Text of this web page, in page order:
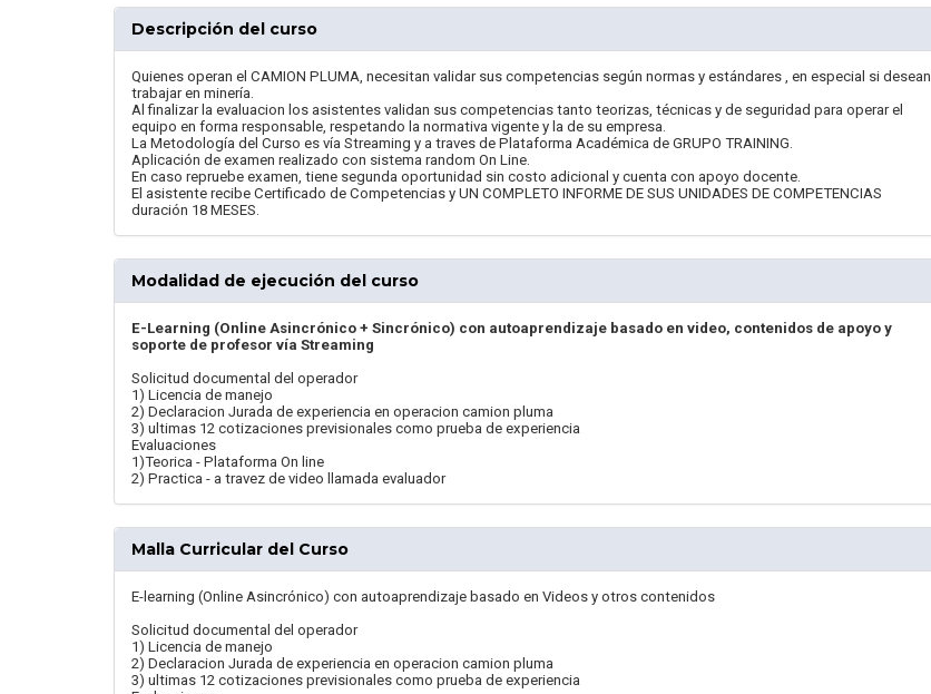
Descripción del curso
Quienes operan el CAMION PLUMA, necesitan validar sus competencias según normas y estándares , en especial si desean
trabajar en minería.
Al finalizar la evaluacion los asistentes validan sus competencias tanto teorizas, técnicas y de seguridad para operar el
equipo en forma responsable, respetando la normativa vigente y la de su empresa.
La Metodología del Curso es vía Streaming y a traves de Plataforma Académica de GRUPO TRAINING.
Aplicación de examen realizado con sistema random On Line.
En caso repruebe examen, tiene segunda oportunidad sin costo adicional y cuenta con apoyo docente.
El asistente recibe Certificado de Competencias y UN COMPLETO INFORME DE SUS UNIDADES DE COMPETENCIAS
duración 18 MESES.
Modalidad de ejecución del curso
E-Learning (Online Asincrónico + Sincrónico) con autoaprendizaje basado en video, contenidos de apoyo y
soporte de profesor vía Streaming
Solicitud documental del operador
1) Licencia de manejo
2) Declaracion Jurada de experiencia en operacion camion pluma
3) ultimas 12 cotizaciones previsionales como prueba de experiencia
Evaluaciones
1)Teorica - Plataforma On line
2) Practica - a travez de video llamada evaluador
Malla Curricular del Curso
E-learning (Online Asincrónico) con autoaprendizaje basado en Videos y otros contenidos
Solicitud documental del operador
1) Licencia de manejo
2) Declaracion Jurada de experiencia en operacion camion pluma
3) ultimas 12 cotizaciones previsionales como prueba de experiencia